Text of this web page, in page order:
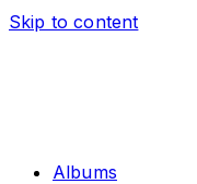
Skip to content
Albums